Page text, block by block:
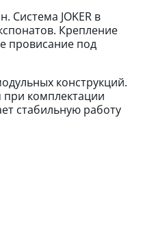
Система JOKER в
Крепление
провисание под
конструкций.
комплектации
стабильную работу